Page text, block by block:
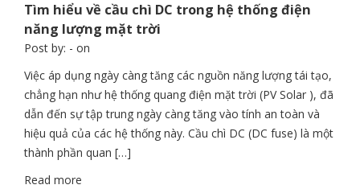
Tìm hiểu về cầu chì DC trong hệ thống điện
năng lượng mặt trời
Post by: - on
Việc áp dụng ngày càng tăng các nguồn năng lượng tái tạo,
chẳng hạn như hệ thống quang điện mặt trời (PV Solar ), đã
dẫn đến sự tập trung ngày càng tăng vào tính an toàn và
hiệu quả của các hệ thống này. Cầu chì DC (DC fuse) là một
thành phần quan […]
Read more